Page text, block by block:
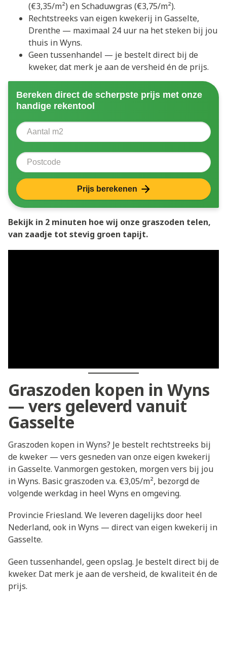
(€3,35/m²) en Schaduwgras (€3,75/m²).
Rechtstreeks van eigen kwekerij in Gasselte,
Drenthe — maximaal 24 uur na het steken bij jou
thuis in Wyns.
Geen tussenhandel — je bestelt direct bij de
kweker, dat merk je aan de versheid én de prijs.
Bereken direct de scherpste prijs met onze
handige rekentool
Aantal vierkante meter
Postcode
Prijs berekenen
Bekijk in 2 minuten hoe wij onze graszoden telen,
van zaadje tot stevig groen tapijt.
Graszoden kopen in Wyns
— vers geleverd vanuit
Gasselte
Graszoden kopen in Wyns? Je bestelt rechtstreeks bij
de kweker — vers gesneden van onze eigen kwekerij
in Gasselte. Vanmorgen gestoken, morgen vers bij jou
in Wyns. Basic graszoden v.a. €3,05/m², bezorgd de
volgende werkdag in heel Wyns en omgeving.
Provincie Friesland. We leveren dagelijks door heel
Nederland, ook in Wyns — direct van eigen kwekerij in
Gasselte.
Geen tussenhandel, geen opslag. Je bestelt direct bij de
kweker. Dat merk je aan de versheid, de kwaliteit én de
prijs.